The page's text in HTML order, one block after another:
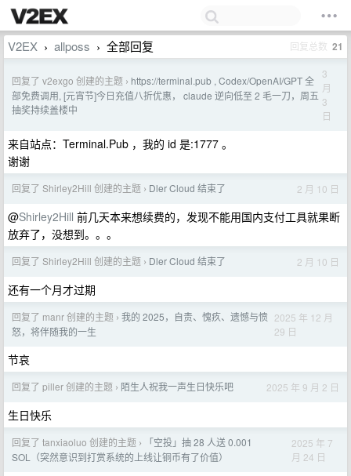
V2EX › allposs › 全部回复 回复总数 21
回复了 v2exgo 创建的主题 › https://terminal.pub , Codex/OpenAI/GPT 全
部免费调用, [元宵节]今日充值八折优惠， claude 逆向低至 2 毛一刀，周五
抽奖持续盖楼中
3
月
3
日
来自站点：Terminal.Pub ，我的 id 是:1777 。
谢谢
回复了 Shirley2Hill 创建的主题 › Dler Cloud 结束了 2 月 10 日
@Shirley2Hill 前几天本来想续费的，发现不能用国内支付工具就果断
放弃了，没想到。。。
回复了 Shirley2Hill 创建的主题 › Dler Cloud 结束了 2 月 10 日
还有一个月才过期
回复了 manr 创建的主题 › 我的 2025，自责、愧疚、遗憾与愤
怒，将伴随我的一生
2025 年 12 月
29 日
节哀
回复了 piller 创建的主题 › 陌生人祝我一声生日快乐吧 2025 年 9 月 2 日
生日快乐
回复了 tanxiaoluo 创建的主题 ›
「空投」抽 28 人送 0.001
SOL（突然意识到打赏系统的上线让铜币有了价值）
2025 年 7
月 24 日